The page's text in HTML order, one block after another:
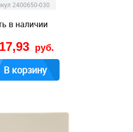
2400650-030
в наличии
руб.
В корзину